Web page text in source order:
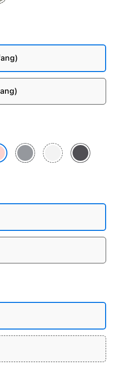
SchieferSilber Space Grau